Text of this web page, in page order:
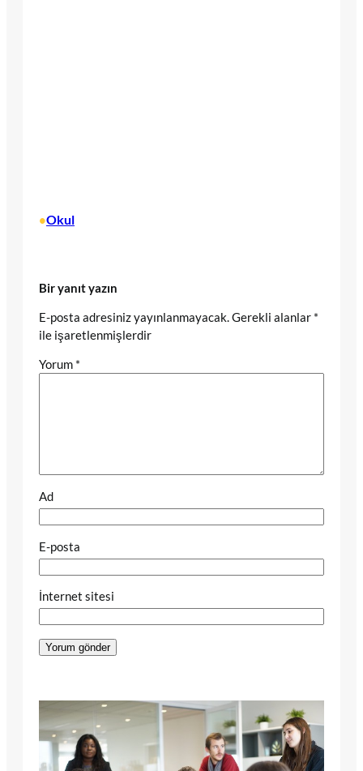
•Okul
Bir yanıt yazın
E-posta adresiniz yayınlanmayacak. Gerekli alanlar *
ile işaretlenmişlerdir
Yorum *
Ad
E-posta
İnternet sitesi